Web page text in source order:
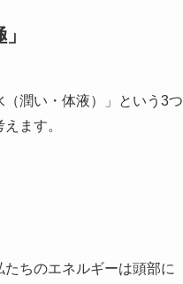
潤い・体液）」という3つ
ます。
ちのエネルギーは頭部に